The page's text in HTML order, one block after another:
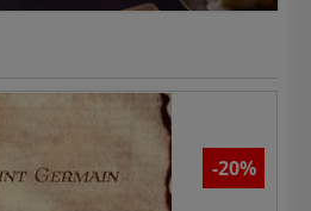
-20%